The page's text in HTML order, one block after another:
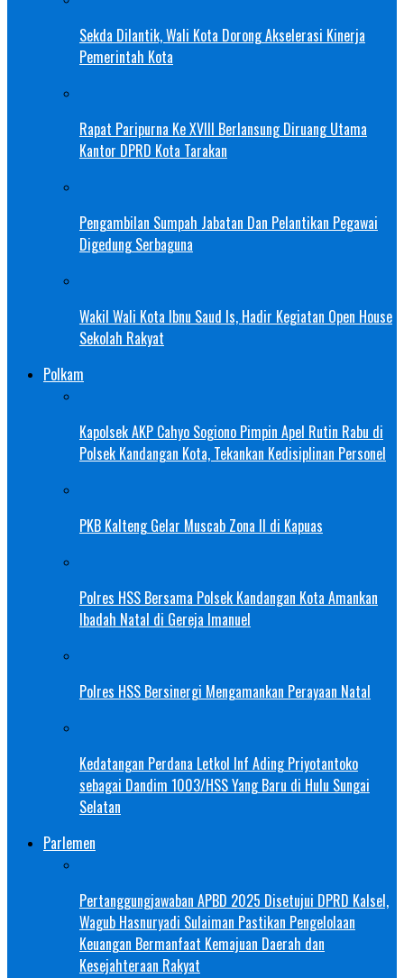
Sekda Dilantik, Wali Kota Dorong Akselerasi Kinerja
Pemerintah Kota
Rapat Paripurna Ke XVIII Berlansung Diruang Utama
Kantor DPRD Kota Tarakan
Pengambilan Sumpah Jabatan Dan Pelantikan Pegawai
Digedung Serbaguna
Wakil Wali Kota Ibnu Saud Is, Hadir Kegiatan Open House
Sekolah Rakyat
Polkam
Kapolsek AKP Cahyo Sogiono Pimpin Apel Rutin Rabu di
Polsek Kandangan Kota, Tekankan Kedisiplinan Personel
PKB Kalteng Gelar Muscab Zona II di Kapuas
Polres HSS Bersama Polsek Kandangan Kota Amankan
Ibadah Natal di Gereja Imanuel
Polres HSS Bersinergi Mengamankan Perayaan Natal
Kedatangan Perdana Letkol Inf Ading Priyotantoko
sebagai Dandim 1003/HSS Yang Baru di Hulu Sungai
Selatan
Parlemen
Pertanggungjawaban APBD 2025 Disetujui DPRD Kalsel,
Wagub Hasnuryadi Sulaiman Pastikan Pengelolaan
Keuangan Bermanfaat Kemajuan Daerah dan
Kesejahteraan Rakyat